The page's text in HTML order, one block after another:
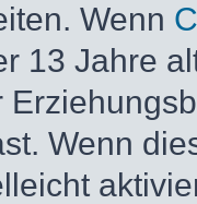
Wenn
13 Jahre
Wenn